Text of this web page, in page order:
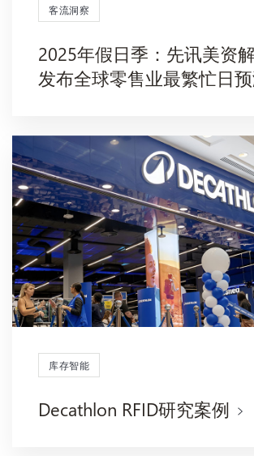
客流洞察
2025年假日季：先讯美资
发布全球零售业最繁忙日
库存智能
Decathlon RFID研究案例